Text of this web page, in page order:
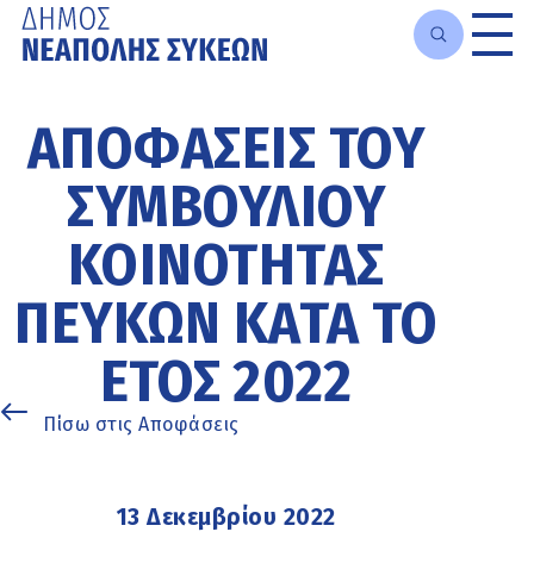
κυρίως
περιεχόμενο
ΑΠΟΦΆΣΕΙΣ ΤΟΥ
ΣΥΜΒΟΥΛΊΟΥ
ΚΟΙΝΌΤΗΤΑΣ
ΠΕΎΚΩΝ ΚΑΤΆ ΤΟ
ΈΤΟΣ 2022
Πίσω στις Αποφάσεις
13 Δεκεμβρίου 2022